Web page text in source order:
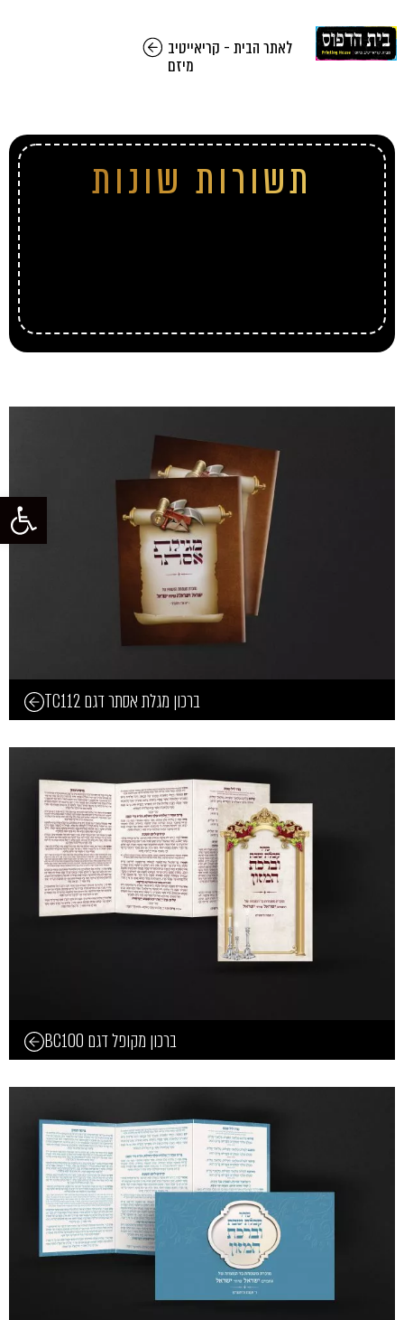
פתח
לאתר הבית - קריאייטיב
מיזם
תשורות שונות
ברכון מגלת אסתר דגם TC112
ברכון מקופל דגם BC100